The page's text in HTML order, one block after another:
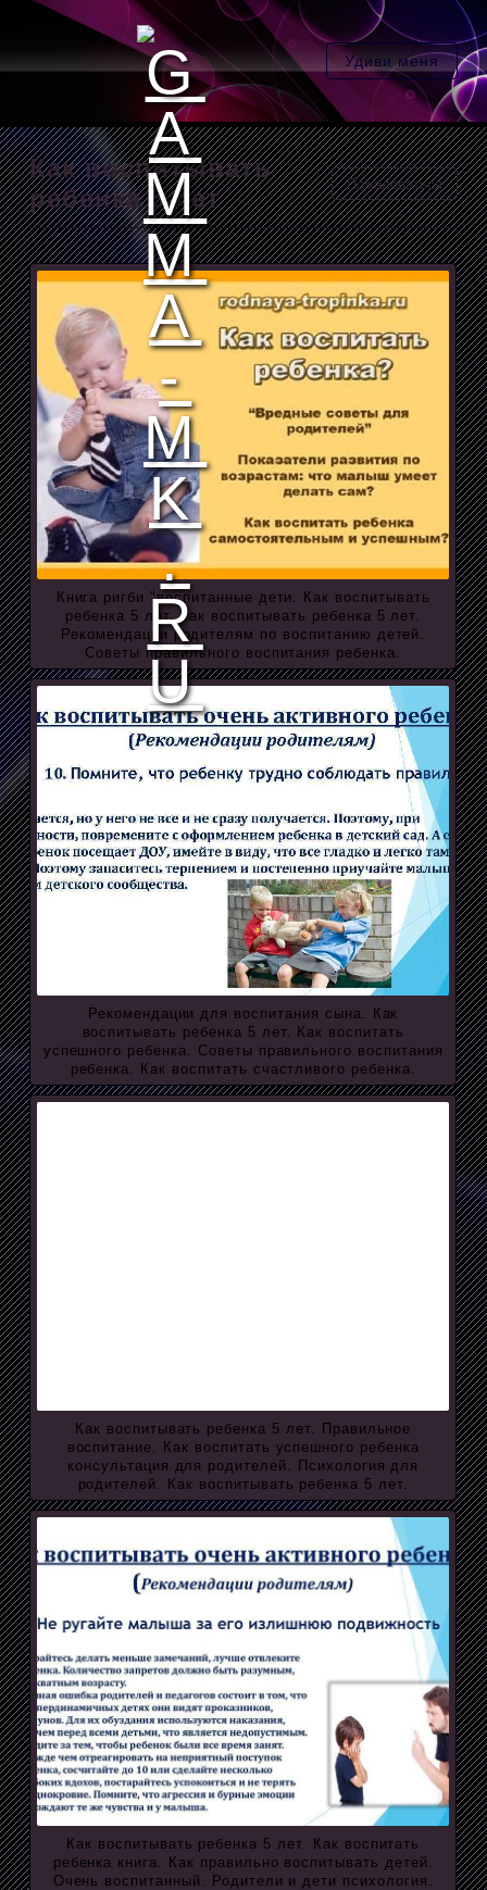
Удиви меня
Как воспитывать
ребенка 5 лет
Пожаловаться
Книга ригби "воспитанные дети. Как воспитывать
ребенка 5 лет. Как воспитывать ребенка 5 лет.
Рекомендации родителям по воспитанию детей.
Советы правильного воспитания ребенка.
Рекомендации для воспитания сына. Как
воспитывать ребенка 5 лет. Как воспитать
успешного ребенка. Советы правильного воспитания
ребенка. Как воспитать счастливого ребенка.
Как воспитывать ребенка 5 лет. Правильное
воспитание. Как воспитать успешного ребенка
консультация для родителей. Психология для
родителей. Как воспитывать ребенка 5 лет.
Как воспитывать ребенка 5 лет. Как воспитать
ребенка книга. Как правильно воспитывать детей.
Очень воспитанный. Родители и дети психология.